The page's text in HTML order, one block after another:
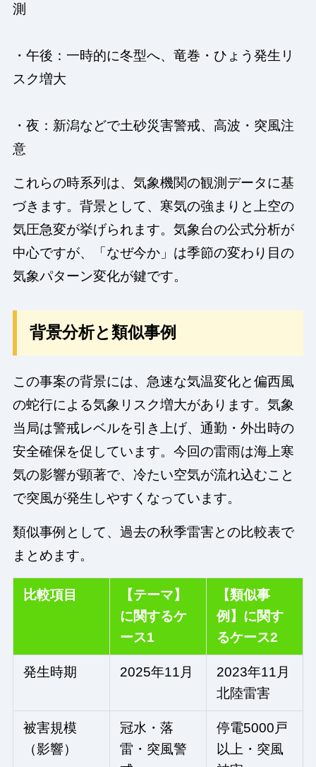
測
・午後：一時的に冬型へ、竜巻・ひょう発生リ
スク増大
・夜：新潟などで土砂災害警戒、高波・突風注
意
これらの時系列は、気象機関の観測データに基
づきます。背景として、寒気の強まりと上空の
気圧急変が挙げられます。気象台の公式分析が
中心ですが、「なぜ今か」は季節の変わり目の
気象パターン変化が鍵です。
背景分析と類似事例
この事案の背景には、急速な気温変化と偏西風
の蛇行による気象リスク増大があります。気象
当局は警戒レベルを引き上げ、通勤・外出時の
安全確保を促しています。今回の雷雨は海上寒
気の影響が顕著で、冷たい空気が流れ込むこと
で突風が発生しやすくなっています。
類似事例として、過去の秋季雷害との比較表で
まとめます。
比較項目
【テーマ】
に関するケ
ース1
【類似事
例】に関す
るケース2
発生時期 2025年11月
2023年11月
北陸雷害
被害規模
（影響）
冠水・落
雷・突風警
停電5000戸
以上・突風